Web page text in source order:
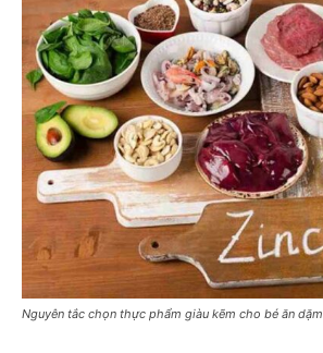
Nguyên tắc chọn thực phẩm giàu kẽm cho bé ăn dặm